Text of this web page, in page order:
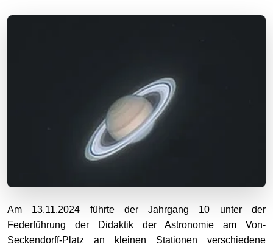
Am 13.11.2024 führte der Jahrgang 10 unter der
Federführung der Didaktik der Astronomie am Von-
Seckendorff-Platz an kleinen Stationen verschiedene